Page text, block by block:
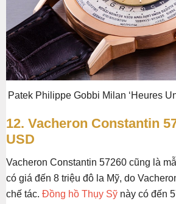
Patek Philippe Gobbi Milan ‘Heures
12. Vacheron Constantin
USD
Vacheron Constantin 57260 cũng là
có giá đến 8 triệu đô la Mỹ, do
chế tác. Đồng hồ Thụy Sỹ này có đến